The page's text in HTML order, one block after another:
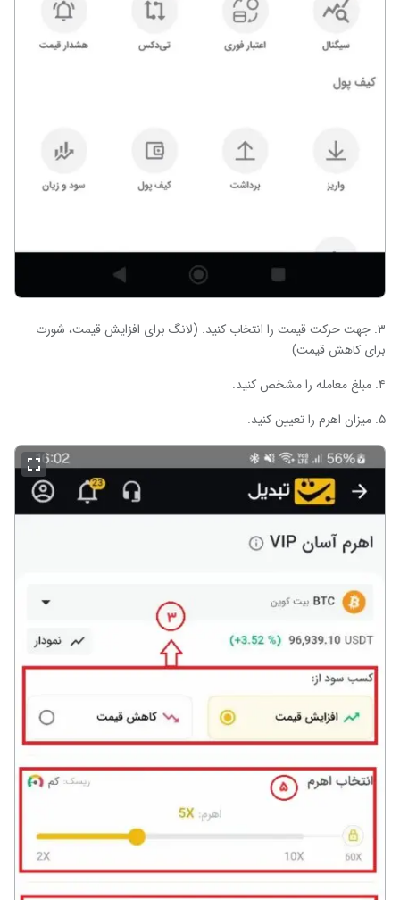
۳. جهت حرکت قیمت را انتخاب کنید. (لانگ برای افزایش قیمت، شورت
برای کاهش قیمت)
۴. مبلغ معامله را مشخص کنید.
۵. میزان اهرم را تعیین کنید.